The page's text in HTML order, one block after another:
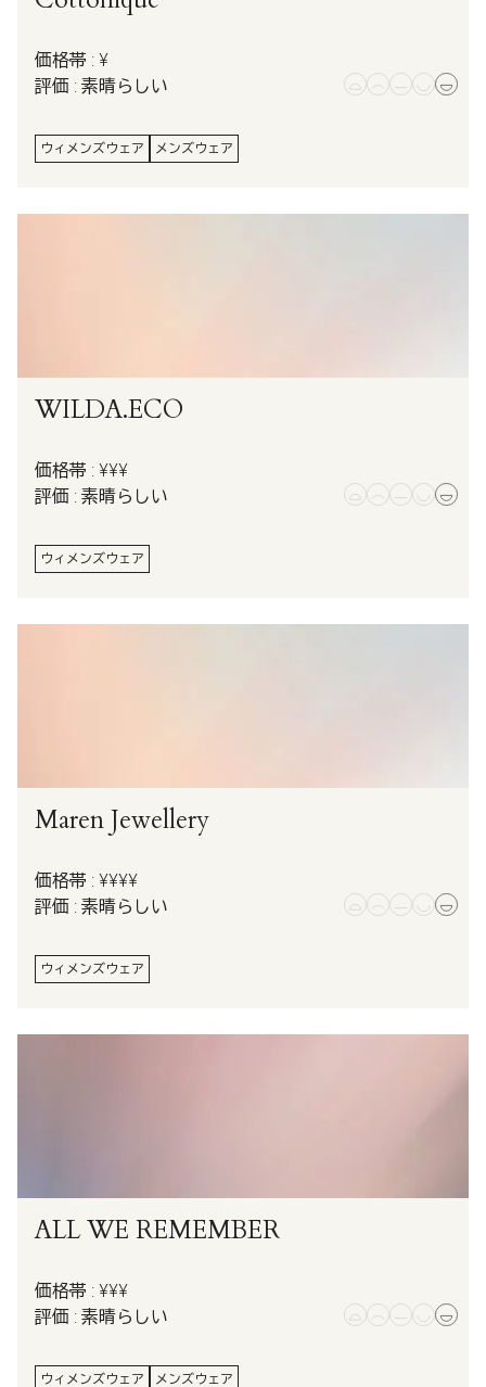
価格帯 : ¥
評価 : 素晴らしい
ウィメンズウェア メンズウェア
WILDA.ECO
価格帯 : ¥¥¥
評価 : 素晴らしい
ウィメンズウェア
Maren Jewellery
価格帯 : ¥¥¥¥
評価 : 素晴らしい
ウィメンズウェア
ALL WE REMEMBER
価格帯 : ¥¥¥
評価 : 素晴らしい
ウィメンズウェア メンズウェア